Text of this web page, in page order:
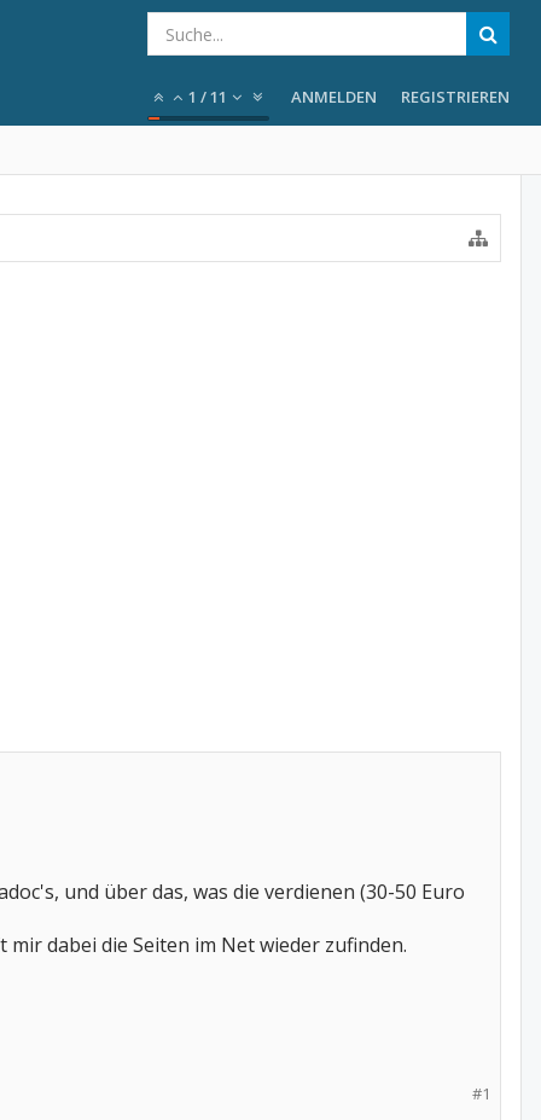
1 /11 ANMELDEN REGISTRIEREN
und über das, was die verdienen (30-50 Euro
dabei die Seiten im Net wieder zufinden.
#1